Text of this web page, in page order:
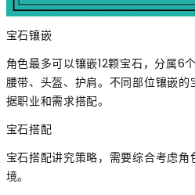
宝石镶嵌
角色最多可以镶嵌12颗宝石，分属6
腰带、头盔、护肩。不同部位镶嵌
据职业和需求搭配。
宝石搭配
宝石搭配讲究策略，需要综合考虑
境。